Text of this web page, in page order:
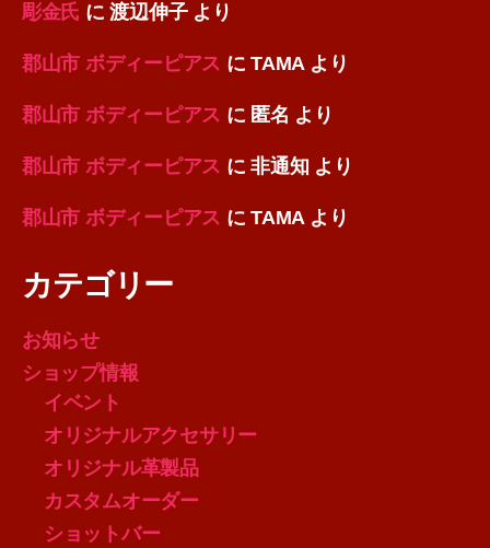
彫金氏 に渡辺伸子より
郡山市 ボディーピアス にTAMAより
郡山市 ボディーピアス に 匿名 より
郡山市 ボディーピアス に非通知 より
郡山市 ボディーピアス にTAMAより
カテゴリー
お知らせ
ショップ情報
イベント
オリジナルアクセサリー
オリジナル革製品
カスタムオーダー
ショットバー